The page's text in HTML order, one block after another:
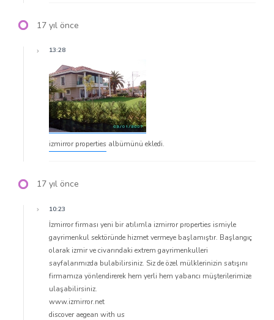
17 yıl önce
13:28
izmirror properties albümünü ekledi.
17 yıl önce
10:23
İzmirror firması yeni bir atılımla izmirror properties ismiyle
gayrimenkul sektöründe hizmet vermeye başlamıştır. Başlangıç
olarak izmir ve civarındaki extrem gayrimenkulleri
sayfalarımızda bulabilirsiniz. Siz de özel mülklerinizin satışını
firmamıza yönlendirerek hem yerli hem yabancı müşterilerimize
ulaşabilirsiniz.
www.izmirror.net
discover aegean with us